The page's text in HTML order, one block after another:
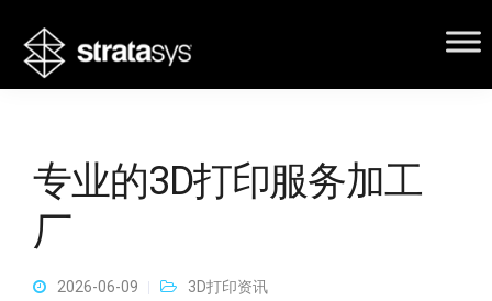
专业的3D打印服务加工
厂
2026-06-09 3D打印资讯